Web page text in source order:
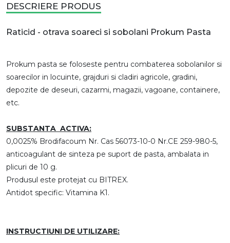
DESCRIERE PRODUS
Raticid - otrava soareci si sobolani Prokum Pasta
Prokum pasta se foloseste pentru combaterea sobolanilor si
soarecilor in locuinte, grajduri si cladiri agricole, gradini,
depozite de deseuri, cazarmi, magazii, vagoane, containere,
etc.
SUBSTANTA ACTIVA:
0,0025% Brodifacoum Nr. Cas 56073-10-0 Nr.CE 259-980-5,
anticoagulant de sinteza pe suport de pasta, ambalata in
plicuri de 10 g.
Produsul este protejat cu BITREX.
Antidot specific: Vitamina K1.
INSTRUCTIUNI DE UTILIZARE: